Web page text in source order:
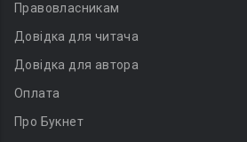
Правовласникам
Довідка для читача
Довідка для автора
Оплата
Про Букнет